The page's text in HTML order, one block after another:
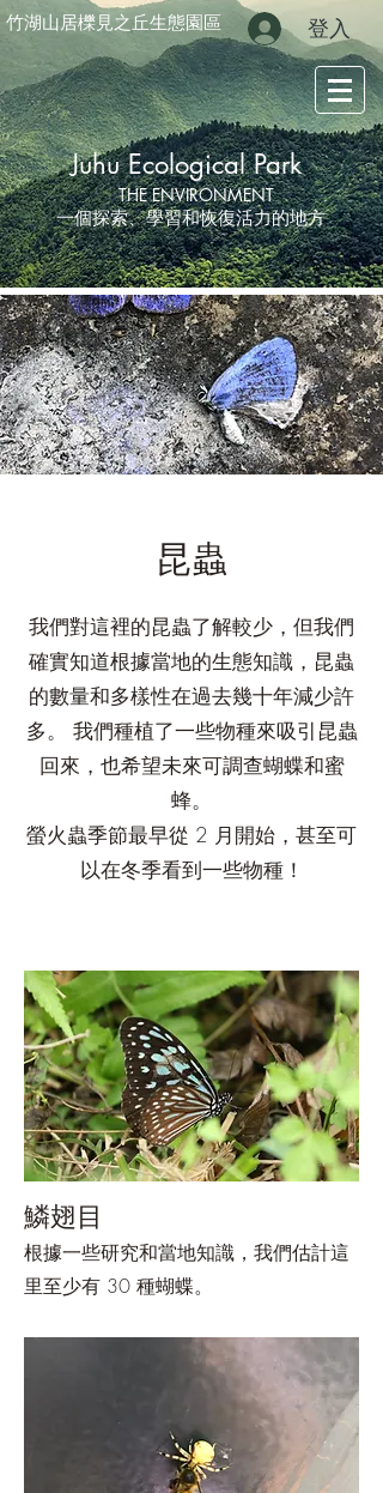
竹湖山居櫟見之丘生態園區 登入
Juhu Ecological Park
THE ENVIRONMENT
一個探索、學習和恢復活力的地方
昆蟲
我們對這裡的昆蟲了解較少，但我們
確實知道根據當地的生態知識，昆蟲
的數量和多樣性在過去幾十年減少許
多。 我們種植了一些物種來吸引昆蟲
回來，也希望未來可調查蝴蝶和蜜
蜂。
螢火蟲季節最早從 2 月開始，甚至可
以在冬季看到一些物種！
鱗翅目
根據一些研究和當地知識，我們估計這
里至少有 30 種蝴蝶。